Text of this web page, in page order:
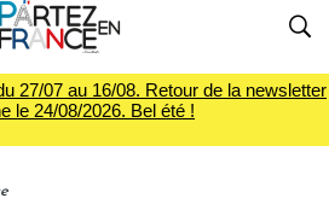
27/07 au 16/08. Retour de la newsletter
le 24/08/2026. Bel été !